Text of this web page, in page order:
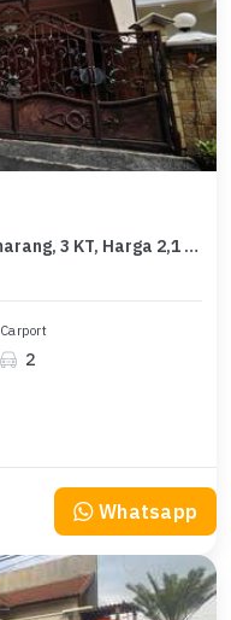
Hunian Favorit di Banyumanik, Semarang, 3 KT, Harga 2,1 Miliar
Carport
2
Whatsapp